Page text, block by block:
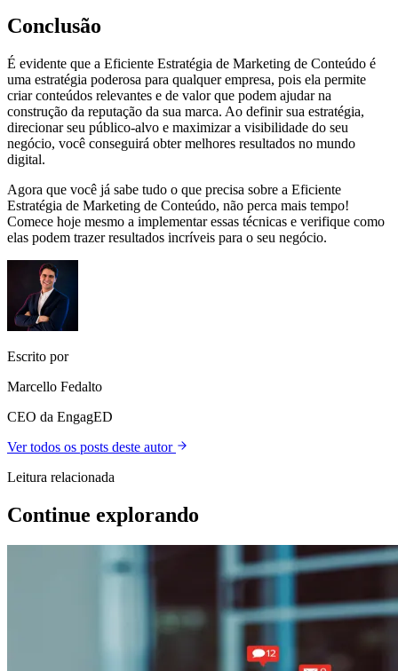
Conclusão
É evidente que a Eficiente Estratégia de Marketing de Conteúdo é
uma estratégia poderosa para qualquer empresa, pois ela permite
criar conteúdos relevantes e de valor que podem ajudar na
construção da reputação da sua marca. Ao definir sua estratégia,
direcionar seu público-alvo e maximizar a visibilidade do seu
negócio, você conseguirá obter melhores resultados no mundo
digital.
Agora que você já sabe tudo o que precisa sobre a Eficiente
Estratégia de Marketing de Conteúdo, não perca mais tempo!
Comece hoje mesmo a implementar essas técnicas e verifique como
elas podem trazer resultados incríveis para o seu negócio.
Escrito por
Marcello Fedalto
CEO da EngagED
Ver todos os posts deste autor
Leitura relacionada
Continue explorando